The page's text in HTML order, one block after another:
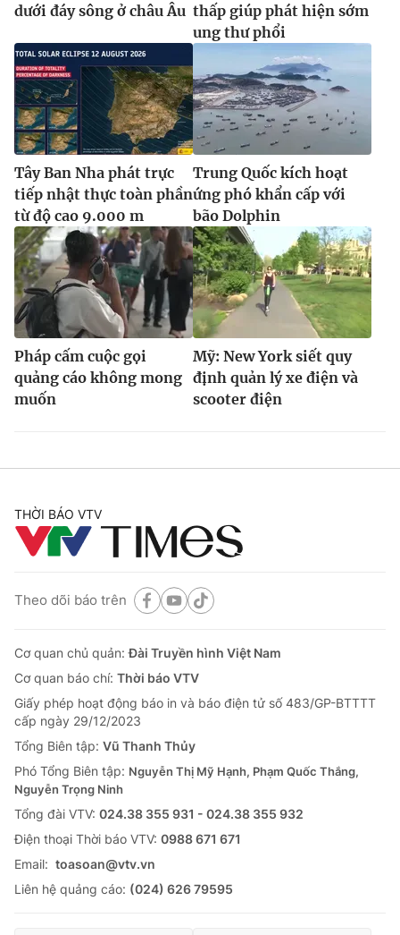
dưới đáy sông ở châu Âu thấp giúp phát hiện sớm
ung thư phổi
Tây Ban Nha phát trực
tiếp nhật thực toàn phần
từ độ cao 9.000 m
Trung Quốc kích hoạt
ứng phó khẩn cấp với
bão Dolphin
Pháp cấm cuộc gọi
quảng cáo không mong
muốn
Mỹ: New York siết quy
định quản lý xe điện và
scooter điện
THỜI BÁO VTV
Theo dõi báo trên
Cơ quan chủ quản:Đài Truyền hình Việt Nam
Cơ quan báo chí: Thời báo VTV
Giấy phép hoạt động báo in và báo điện tử số 483/GP-BTTTT
cấp ngày 29/12/2023
Tổng Biên tập: Vũ Thanh Thủy
Phó Tổng Biên tập: Nguyễn Thị Mỹ Hạnh, Phạm Quốc Thắng,
Nguyễn Trọng Ninh
Tổng đài VTV: 024.38 355 931 - 024.38 355 932
Ðiện thoại Thời báo VTV: 0988 671 671
Email: toasoan@vtv.vn
Liên hệ quảng cáo: (024) 626 79595